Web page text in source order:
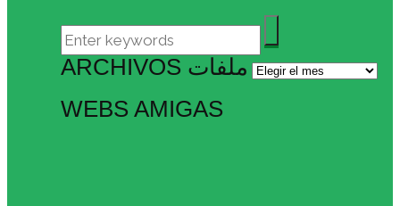
ARCHIVOS ملفات Archivos
WEBS AMIGAS